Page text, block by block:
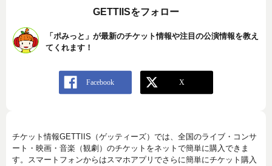
GETTIISをフォロー
「ポみっと」が最新のチケット情報や注目の公演情報を教え
てくれます！
チケット情報GETTIIS（ゲッティーズ）では、全国のライブ・コンサ
ート・映画・音楽（観劇）のチケットをネットで簡単に購入できま
す。スマートフォンからはスマホアプリでさらに簡単にチケット購入